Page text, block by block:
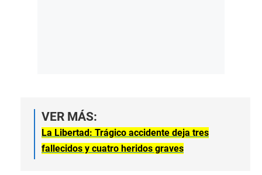
VER MÁS:
La Libertad: Trágico accidente deja tres
fallecidos y cuatro heridos graves